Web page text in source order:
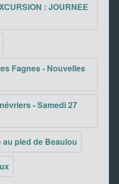
: JOURNEE
Fagnes - Nouvelles
- Samedi 27
pied de Beaulou